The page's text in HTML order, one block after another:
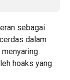
sebagai
dalam
hoaks yang